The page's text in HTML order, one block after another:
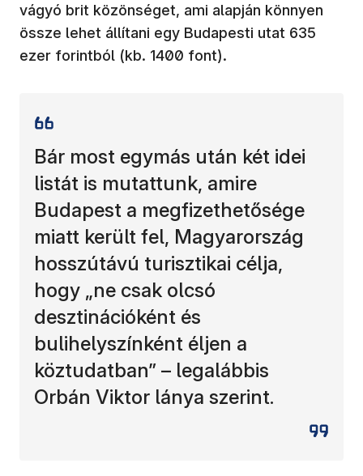
vágyó brit közönséget, ami alapján könnyen
össze lehet állítani egy Budapesti utat 635
ezer forintból (kb. 1400 font).
Bár most egymás után két idei
listát is mutattunk, amire
Budapest a megfizethetősége
miatt került fel, Magyarország
hosszútávú turisztikai célja,
hogy „ne csak olcsó
desztinációként és
bulihelyszínként éljen a
köztudatban” – legalábbis
Orbán Viktor lánya szerint.